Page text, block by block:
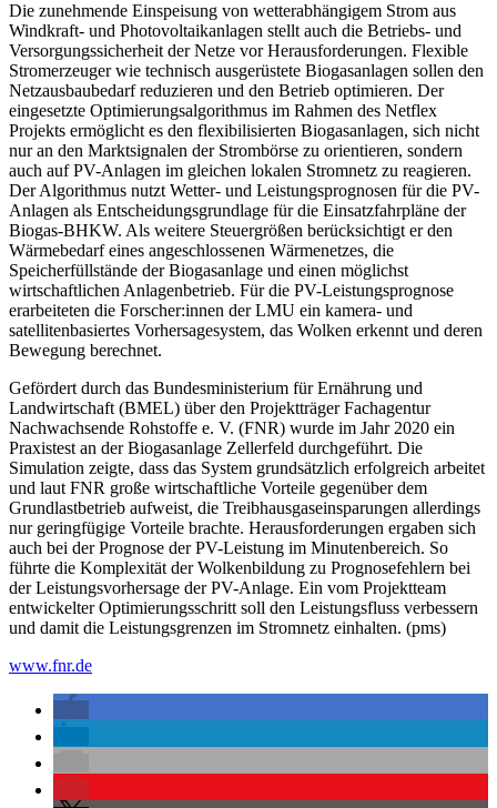
Die zunehmende Einspeisung von wetterabhängigem Strom aus
Windkraft- und Photovoltaikanlagen stellt auch die Betriebs- und
Versorgungssicherheit der Netze vor Herausforderungen. Flexible
Stromerzeuger wie technisch ausgerüstete Biogasanlagen sollen den
Netzausbaubedarf reduzieren und den Betrieb optimieren. Der
eingesetzte Optimierungsalgorithmus im Rahmen des Netflex
Projekts ermöglicht es den flexibilisierten Biogasanlagen, sich nicht
nur an den Marktsignalen der Strombörse zu orientieren, sondern
auch auf PV-Anlagen im gleichen lokalen Stromnetz zu reagieren.
Der Algorithmus nutzt Wetter- und Leistungsprognosen für die PV-
Anlagen als Entscheidungsgrundlage für die Einsatzfahrpläne der
Biogas-BHKW. Als weitere Steuergrößen berücksichtigt er den
Wärmebedarf eines angeschlossenen Wärmenetzes, die
Speicherfüllstände der Biogasanlage und einen möglichst
wirtschaftlichen Anlagenbetrieb. Für die PV-Leistungsprognose
erarbeiteten die Forscher:innen der LMU ein kamera- und
satellitenbasiertes Vorhersagesystem, das Wolken erkennt und deren
Bewegung berechnet.
Gefördert durch das Bundesministerium für Ernährung und
Landwirtschaft (BMEL) über den Projektträger Fachagentur
Nachwachsende Rohstoffe e. V. (FNR) wurde im Jahr 2020 ein
Praxistest an der Biogasanlage Zellerfeld durchgeführt. Die
Simulation zeigte, dass das System grundsätzlich erfolgreich arbeitet
und laut FNR große wirtschaftliche Vorteile gegenüber dem
Grundlastbetrieb aufweist, die Treibhausgaseinsparungen allerdings
nur geringfügige Vorteile brachte. Herausforderungen ergaben sich
auch bei der Prognose der PV-Leistung im Minutenbereich. So
führte die Komplexität der Wolkenbildung zu Prognosefehlern bei
der Leistungsvorhersage der PV-Anlage. Ein vom Projektteam
entwickelter Optimierungsschritt soll den Leistungsfluss verbessern
und damit die Leistungsgrenzen im Stromnetz einhalten. (pms)
www.fnr.de